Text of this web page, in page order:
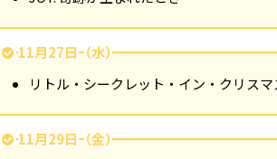
11月27日（水）
リトル・シークレット・イン・クリスマ
11月29日（金）